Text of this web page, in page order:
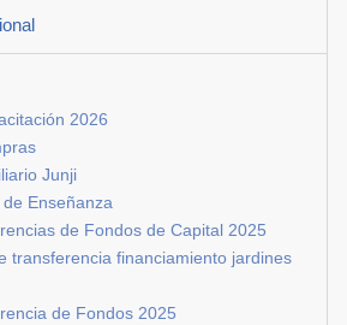
2026
Junji
Enseñanza
de Fondos de Capital 2025
transferencia financiamiento jardines
de Fondos 2025